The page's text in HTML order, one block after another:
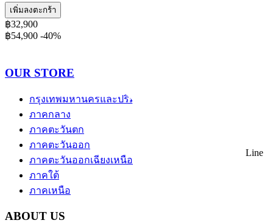
เพิ่มลงตะกร้า
฿32,900
฿54,900 -40%
OUR STORE
กรุงเทพมหานครและปริมณฑล
ภาคกลาง
ภาคตะวันตก
ภาคตะวันออก
ภาคตะวันออกเฉียงเหนือ
ภาคใต้
ภาคเหนือ
ABOUT US
Line